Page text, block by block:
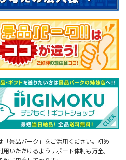
景品パーク」をご活用ください。初め
いただけるようサポート体制も万全。